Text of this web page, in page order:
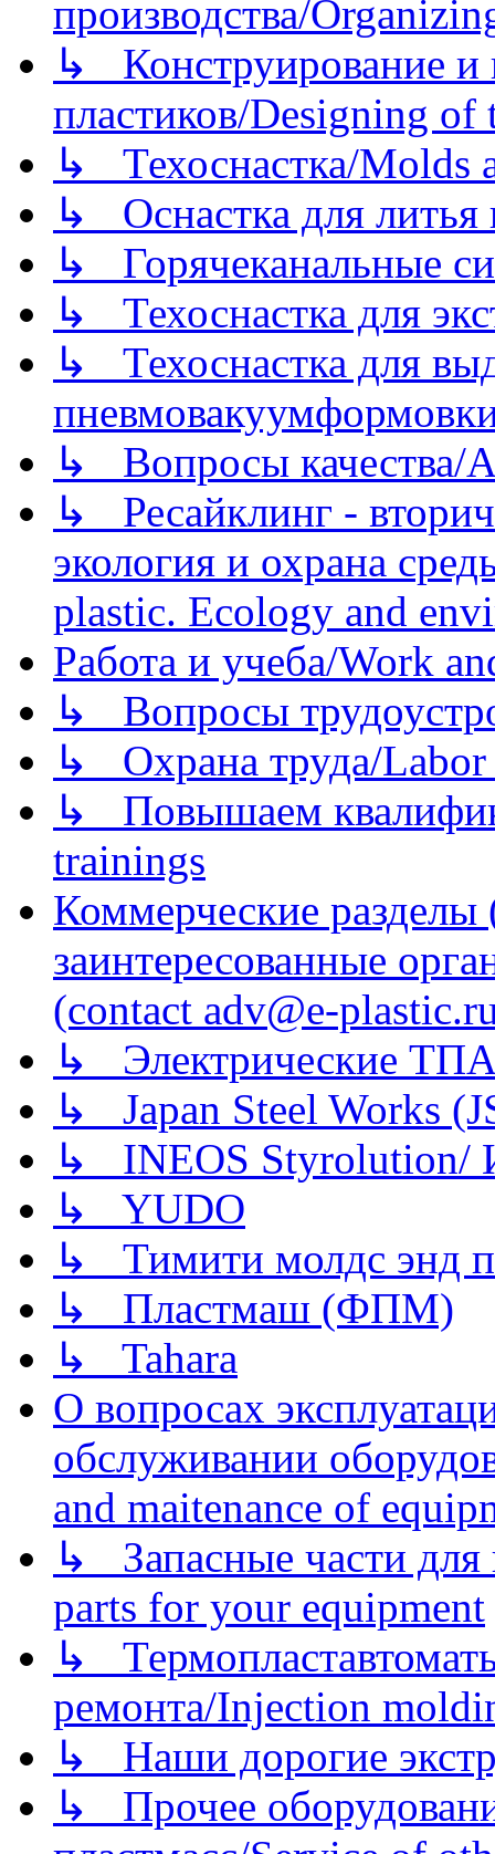
производства/
↳ Конструирование и
пластиков/Designing of
↳ Техоснастка/Molds
↳ Оснастка для литья
↳ Горячеканальные
↳ Техоснастка для
↳ Техоснастка для
↳ Вопросы качества/
↳ Ресайклинг -
экология и охрана
plastic. Ecology and
Работа и учеба/Work
↳ Вопросы
↳ Охрана труда/Labor
↳ Повышаем
trainings
Коммерческие
заинтересованные
(contact adv@e-
↳ Электрические
↳ Japan Steel Works
↳ INEOS
↳ YUDO
↳ Тимити молдс энд
↳ Пластмаш (ФПМ)
↳ Tahara
О вопросах
обслуживании
and maitenance of
↳ Запасные части для
parts for your equipment
↳
ремонта/Injection
↳ Наши дорогие
↳ Прочее